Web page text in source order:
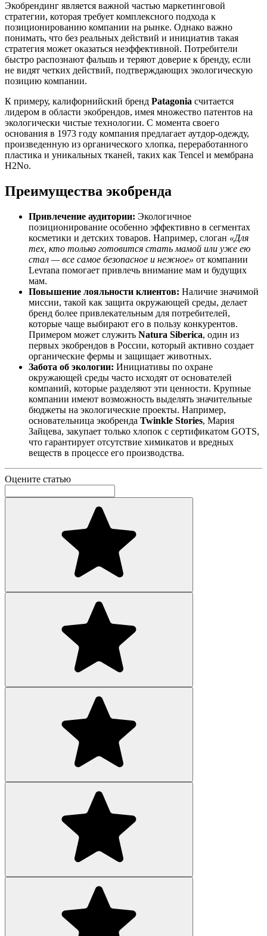
Экобрендинг является важной частью маркетинговой
стратегии, которая требует комплексного подхода к
позиционированию компании на рынке. Однако важно
понимать, что без реальных действий и инициатив такая
стратегия может оказаться неэффективной. Потребители
быстро распознают фальшь и теряют доверие к бренду, если
не видят четких действий, подтверждающих экологическую
позицию компании.
К примеру, калифорнийский бренд Patagonia считается
лидером в области экобрендов, имея множество патентов на
экологически чистые технологии. С момента своего
основания в 1973 году компания предлагает аутдор-одежду,
произведенную из органического хлопка, переработанного
пластика и уникальных тканей, таких как Tencel и мембрана
H2No.
Преимущества экобренда
Привлечение аудитории: Экологичное
позиционирование особенно эффективно в сегментах
косметики и детских товаров. Например, слоган «Для
тех, кто только готовится стать мамой или уже ею
стал — все самое безопасное и нежное» от компании
Levrana помогает привлечь внимание мам и будущих
мам.
Повышение лояльности клиентов: Наличие значимой
миссии, такой как защита окружающей среды, делает
бренд более привлекательным для потребителей,
которые чаще выбирают его в пользу конкурентов.
Примером может служить Natura Siberica, один из
первых экобрендов в России, который активно создает
органические фермы и защищает животных.
Забота об экологии: Инициативы по охране
окружающей среды часто исходят от основателей
компаний, которые разделяют эти ценности. Крупные
компании имеют возможность выделять значительные
бюджеты на экологические проекты. Например,
основательница экобренда Twinkle Stories, Мария
Зайцева, закупает только хлопок с сертификатом GOTS,
что гарантирует отсутствие химикатов и вредных
веществ в процессе его производства.
Оцените статью